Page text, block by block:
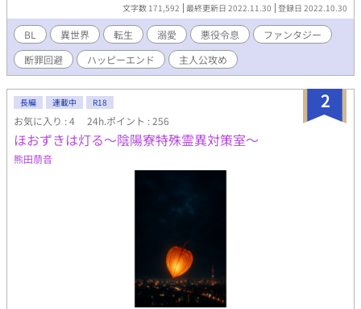
に、なんとエドワードも俺を特別な存在だと思ってくれているよ
うで…！？そんな期待に胸を高鳴らせていた俺だったが、ヒロイ
ン・セシリアの乱入で俺たちの恋は予期せぬ大波乱の予感！？ 黒
髪垂れ目・ゆるふわ系のフェロモンあふれる無自覚スパダリな超
絶美形の悪役令息(？)と、金髪碧眼・全てが完璧だけど裏で死ぬ
ほど努力してる美人系の王子様(攻略対象)が織りなす、切なくも
甘く幸せな恋の物語。 ※主人公が攻めです。王子様(受け)を溺愛
します。攻めも受けもお互いに一途。糖度高め。 ※えろは後半に
集中してます。キスやえっちなど、いちゃいちゃメインの話には
タイトルの後に♡がつきます。
文字数 171,592 最終更新日 2022.11.30 登録日 2022.10.30
BL 異世界 転生 溺愛 悪役令息
ファンタジー
断罪回避
ハッピーエンド 主人公攻め
2
長編 連載中 R18
お気に入り : 4 24h.ポイント : 256
ほおずきは灯る〜陰陽寮特殊霊異対策室〜
熊田萠音